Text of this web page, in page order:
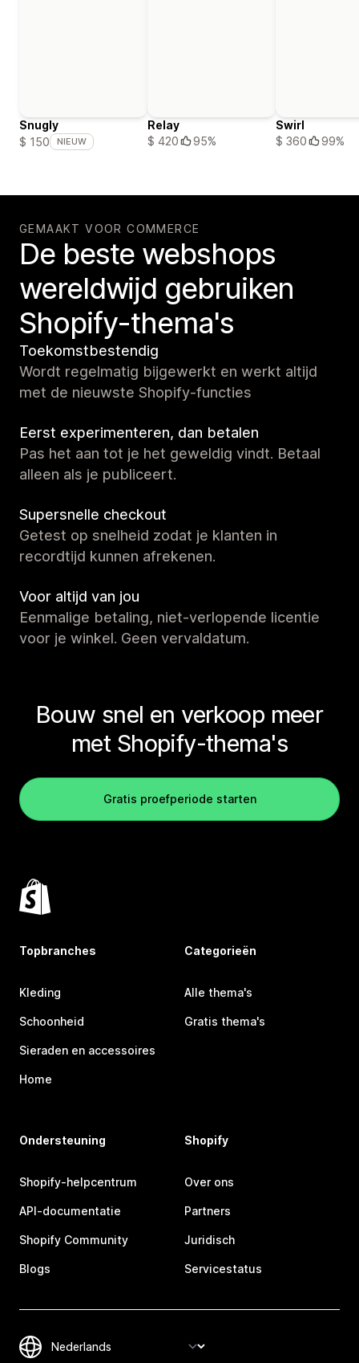
Snugly
$ 150
NIEUW
Relay
$ 420
95%
Swirl
$ 360
99%
GEMAAKT VOOR COMMERCE
De beste webshops
wereldwijd gebruiken
Shopify-thema's
Toekomstbestendig
Wordt regelmatig bijgewerkt en werkt altijd
met de nieuwste Shopify-functies
Eerst experimenteren, dan betalen
Pas het aan tot je het geweldig vindt. Betaal
alleen als je publiceert.
Supersnelle checkout
Getest op snelheid zodat je klanten in
recordtijd kunnen afrekenen.
Voor altijd van jou
Eenmalige betaling, niet-verlopende licentie
voor je winkel. Geen vervaldatum.
Bouw snel en verkoop meer
met Shopify-thema's
Gratis proefperiode starten
Topbranches
Kleding
Schoonheid
Sieraden en accessoires
Home
Categorieën
Alle thema's
Gratis thema's
Ondersteuning
Shopify-helpcentrum
API-documentatie
Shopify Community
Blogs
Shopify
Over ons
Partners
Juridisch
Servicestatus